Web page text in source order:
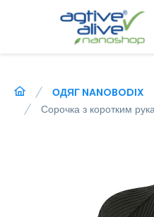
ОДЯГ NANOBODIX
Сорочка з коротким